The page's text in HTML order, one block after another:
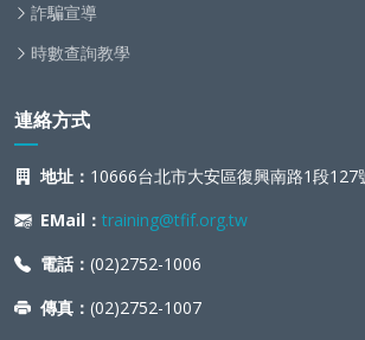
詐騙宣導
時數查詢教學
連絡方式
地址： 10666台北市大安區復興南路1段127
EMail： training@tfif.org.tw
電話： (02)2752-1006
傳真： (02)2752-1007